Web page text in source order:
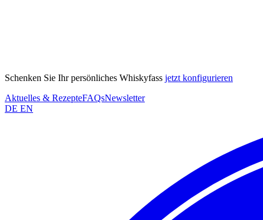
Schenken Sie Ihr persönliches Whiskyfass jetzt konfigurieren
Aktuelles & RezepteFAQsNewsletter
DE EN